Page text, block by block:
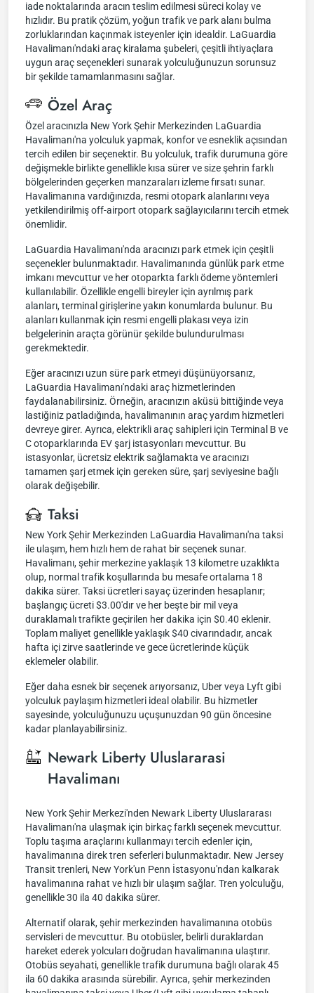
iade noktalarında aracın teslim edilmesi süreci kolay ve
hızlıdır. Bu pratik çözüm, yoğun trafik ve park alanı bulma
zorluklarından kaçınmak isteyenler için idealdir. LaGuardia
Havalimanı'ndaki araç kiralama şubeleri, çeşitli ihtiyaçlara
uygun araç seçenekleri sunarak yolculuğunuzun sorunsuz
bir şekilde tamamlanmasını sağlar.
Özel Araç
Özel aracınızla New York Şehir Merkezinden LaGuardia
Havalimanı'na yolculuk yapmak, konfor ve esneklik açısından
tercih edilen bir seçenektir. Bu yolculuk, trafik durumuna göre
değişmekle birlikte genellikle kısa sürer ve size şehrin farklı
bölgelerinden geçerken manzaraları izleme fırsatı sunar.
Havalimanına vardığınızda, resmi otopark alanlarını veya
yetkilendirilmiş off-airport otopark sağlayıcılarını tercih etmek
önemlidir.
LaGuardia Havalimanı'nda aracınızı park etmek için çeşitli
seçenekler bulunmaktadır. Havalimanında günlük park etme
imkanı mevcuttur ve her otoparkta farklı ödeme yöntemleri
kullanılabilir. Özellikle engelli bireyler için ayrılmış park
alanları, terminal girişlerine yakın konumlarda bulunur. Bu
alanları kullanmak için resmi engelli plakası veya izin
belgelerinin araçta görünür şekilde bulundurulması
gerekmektedir.
Eğer aracınızı uzun süre park etmeyi düşünüyorsanız,
LaGuardia Havalimanı'ndaki araç hizmetlerinden
faydalanabilirsiniz. Örneğin, aracınızın aküsü bittiğinde veya
lastiğiniz patladığında, havalimanının araç yardım hizmetleri
devreye girer. Ayrıca, elektrikli araç sahipleri için Terminal B ve
C otoparklarında EV şarj istasyonları mevcuttur. Bu
istasyonlar, ücretsiz elektrik sağlamakta ve aracınızı
tamamen şarj etmek için gereken süre, şarj seviyesine bağlı
olarak değişebilir.
Taksi
New York Şehir Merkezinden LaGuardia Havalimanı'na taksi
ile ulaşım, hem hızlı hem de rahat bir seçenek sunar.
Havalimanı, şehir merkezine yaklaşık 13 kilometre uzaklıkta
olup, normal trafik koşullarında bu mesafe ortalama 18
dakika sürer. Taksi ücretleri sayaç üzerinden hesaplanır;
başlangıç ücreti $3.00'dır ve her beşte bir mil veya
duraklamalı trafikte geçirilen her dakika için $0.40 eklenir.
Toplam maliyet genellikle yaklaşık $40 civarındadır, ancak
hafta içi zirve saatlerinde ve gece ücretlerinde küçük
eklemeler olabilir.
Eğer daha esnek bir seçenek arıyorsanız, Uber veya Lyft gibi
yolculuk paylaşım hizmetleri ideal olabilir. Bu hizmetler
sayesinde, yolculuğunuzu uçuşunuzdan 90 gün öncesine
kadar planlayabilirsiniz.
Newark Liberty Uluslararasi
Havalimanı
New York Şehir Merkezi'nden Newark Liberty Uluslararası
Havalimanı'na ulaşmak için birkaç farklı seçenek mevcuttur.
Toplu taşıma araçlarını kullanmayı tercih edenler için,
havalimanına direk tren seferleri bulunmaktadır. New Jersey
Transit trenleri, New York'un Penn İstasyonu'ndan kalkarak
havalimanına rahat ve hızlı bir ulaşım sağlar. Tren yolculuğu,
genellikle 30 ila 40 dakika sürer.
Alternatif olarak, şehir merkezinden havalimanına otobüs
servisleri de mevcuttur. Bu otobüsler, belirli duraklardan
hareket ederek yolcuları doğrudan havalimanına ulaştırır.
Otobüs seyahati, genellikle trafik durumuna bağlı olarak 45
ila 60 dakika arasında sürebilir. Ayrıca, şehir merkezinden